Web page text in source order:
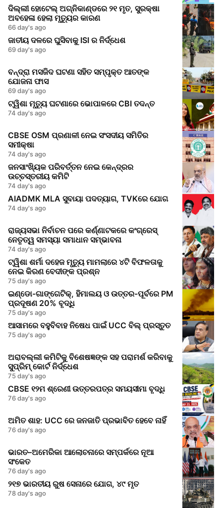
ଦିଲ୍ଲୀ ହୋଟେଲ୍ ଅଗ୍ନିକାଣ୍ଡରେ ୨୧ ମୃତ, ସୁରକ୍ଷା
ଅବହେଳା ହେଲା ମୃତ୍ୟୁର କାରଣ
66 day's ago
ଜାତୀୟ ଦଳରେ ଘୁସିବାକୁ ISI ର ନିର୍ଦ୍ଧେଶ
69 day's ago
ବନ୍ଦ୍ରା ମସଜିଦ ଘଟଣା ସହିତ ସମ୍ପୃକ୍ତ ଆତଙ୍କ
ଯୋଜନା ଫାସ
69 day's ago
ଟ୍ୱିଶା ମୃତ୍ୟୁ ଘଟଣାରେ ଭୋପାଳରେ CBI ତଦନ୍ତ
74 day's ago
CBSE OSM ପ୍ରଣାଳୀ ନେଇ ସଂସଦୀୟ ସମିତିର
ସମୀକ୍ଷା
74 day's ago
ଜନସାଂଖ୍ୟିକ ପରିବର୍ତ୍ତନ ନେଇ କେନ୍ଦ୍ରର
ଉଚ୍ଚସ୍ତରୀୟ କମିଟି
74 day's ago
AIADMK MLA ସୁବାୟା ପଦତ୍ୟାଗ, TVKରେ ଯୋଗ
74 day's ago
ରାଜ୍ୟସଭା ନିର୍ବାଚନ ପରେ କର୍ଣ୍ଣାଟକରେ କଂଗ୍ରେସ୍
ନେତୃତ୍ୱ ସମସ୍ୟା ସମାଧାନ ସମ୍ଭାବନା
74 day's ago
ଟ୍ୱିଶା ଶର୍ମା ଦହେଜ ମୃତ୍ୟୁ ମାମଲାରେ ୪ଟି ବିଫଳତାକୁ
ନେଇ କିରଣ ବେଦୀଙ୍କ ପ୍ରଶ୍ନ
75 day's ago
ଇଣ୍ଡୋ-ଗାଙ୍ଗେଟିକ୍, ହିମାଲୟ ଓ ଉତ୍ତର-ପୂର୍ବରେ PM
ପ୍ରଦୂଷଣ 20% ବୃଦ୍ଧି
75 day's ago
ଆସାମରେ ବହୁବିବାହ ନିଷେଧ ପାଇଁ UCC ବିଲ୍ ପ୍ରସ୍ତୁତ
75 day's ago
ଅରାବଲ୍ଲୀ କମିଟିକୁ ବିଶେଷଜ୍ଞଙ୍କ ସହ ପରାମର୍ଶ କରିବାକୁ
ସୁପ୍ରିମ୍‌ କୋର୍ଟ ନିର୍ଦ୍ଧେଶ
75 day's ago
CBSE ୧୨ମ ଶ୍ରେଣୀ ଉତ୍ତରପତ୍ର ସମୟସୀମା ବୃଦ୍ଧି
76 day's ago
ଅମିତ ଶାହ: UCC ରେ ଜନଜାତି ପ୍ରଭାବିତ ହେବେ ନାହିଁ
76 day's ago
ଭାରତ–ଅମେରିକା ଆଲୋଚନାରେ ସମ୍ପର୍କରେ ନୂଆ
ସଂକେତ
76 day's ago
୨୧୭ ଭାରତୀୟ ରୁଷ ସେନାରେ ଯୋଗ, ୪୯ ମୃତ
78 day's ago